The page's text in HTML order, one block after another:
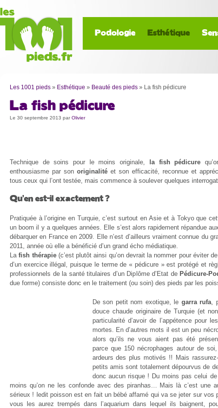
Podologie Esthétique
Les 1001 pieds » Esthétique » Beauté des pieds » La fish pédicure
La fish pédicure
Le 30 septembre 2013 parOlivier
Technique de soins pour le moins originale, la fish pédicure
enthousiasme par son originalité et son efficacité, reconnue et
tous ceux qui l’ont testée, mais commence à soulever quelques
Qu’en est-il exactement ?
Pratiquée à l’origine en Turquie, c’est surtout en Asie et à Tokyo que
un boom il y a quelques années. Elle s’est alors rapidement répandue
débarquer en France en 2009. Elle n’est d’ailleurs vraiment connue du
2011, année où elle a bénéficié d’un grand écho médiatique.
Lafish thérapie(c’est plutôt ainsi qu’on devrait la nommer pour éviter
d’un exercice illégal, puisque le terme de « pédicure » est protégé et
professionnels de la santé titulaires d’un Diplôme d’Etat de Pédicure-
due forme) consiste donc en le traitement (ou soin) des pieds par les
De son petit nom exotique, le garra rufa ,
douce chaude originaire de Turquie (et
particularité d’avoir de l’appétence pour
mortes. En d’autres mots il est un peu
alors qu’ils ne vous aient pas été
parce que 150 nécrophages autour de
ardeurs des plus motivés !! Mais
petits amis sont totalement dépourvus de
donc aucun risque ! Du moins pas celui
moins qu’on ne les confonde avec des piranhas… Mais là c’est une
sérieux ! ledit poisson est en fait un bébé affamé qui va se jeter sur vos
vous les aurez trempés dans l’aquarium dans lequel ils baignent,